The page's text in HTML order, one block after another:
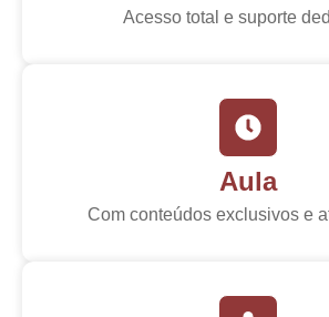
Acesso total e suporte
Aula
Com conteúdos exclusivos e